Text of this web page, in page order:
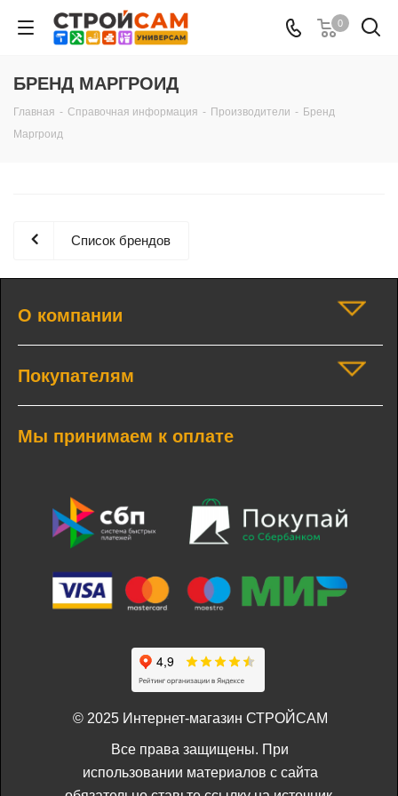
0
БРЕНД МАРГРОИД
Главная - Справочная информация - Производители - Бренд
Маргроид
Список брендов
О компании
Покупателям
Мы принимаем к оплате
© 2025 Интернет-магазин СТРОЙСАМ
Все права защищены. При
использовании материалов с сайта